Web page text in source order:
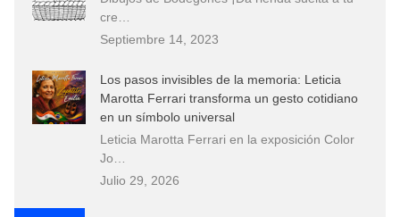
cre…
Septiembre 14, 2023
Los pasos invisibles de la memoria: Leticia
Marotta Ferrari transforma un gesto cotidiano
en un símbolo universal
Leticia Marotta Ferrari en la exposición Color
Jo…
Julio 29, 2026